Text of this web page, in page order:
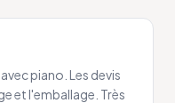
piano. Les devis
et l'emballage. Très